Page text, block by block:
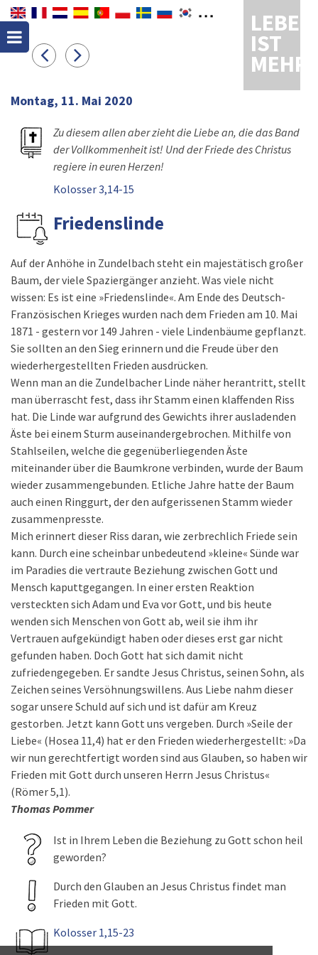
LEBEN
IST
MEHR
Montag, 11. Mai 2020
Zu diesem allen aber zieht die Liebe an, die das Band
der Vollkommenheit ist! Und der Friede des Christus
regiere in euren Herzen!
Kolosser 3,14-15
Friedenslinde
Auf der Anhöhe in Zundelbach steht ein majestätisch großer
Baum, der viele Spaziergänger anzieht. Was viele nicht
wissen: Es ist eine »Friedenslinde«. Am Ende des Deutsch-
Französischen Krieges wurden nach dem Frieden am 10. Mai
1871 - gestern vor 149 Jahren - viele Lindenbäume gepflanzt.
Sie sollten an den Sieg erinnern und die Freude über den
wiederhergestellten Frieden ausdrücken.
Wenn man an die Zundelbacher Linde näher herantritt, stellt
man überrascht fest, dass ihr Stamm einen klaffenden Riss
hat. Die Linde war aufgrund des Gewichts ihrer ausladenden
Äste bei einem Sturm auseinandergebrochen. Mithilfe von
Stahlseilen, welche die gegenüberliegenden Äste
miteinander über die Baumkrone verbinden, wurde der Baum
wieder zusammengebunden. Etliche Jahre hatte der Baum
auch einen Ringgurt, der den aufgerissenen Stamm wieder
zusammenpresste.
Mich erinnert dieser Riss daran, wie zerbrechlich Friede sein
kann. Durch eine scheinbar unbedeutend »kleine« Sünde war
im Paradies die vertraute Beziehung zwischen Gott und
Mensch kaputtgegangen. In einer ersten Reaktion
versteckten sich Adam und Eva vor Gott, und bis heute
wenden sich Menschen von Gott ab, weil sie ihm ihr
Vertrauen aufgekündigt haben oder dieses erst gar nicht
gefunden haben. Doch Gott hat sich damit nicht
zufriedengegeben. Er sandte Jesus Christus, seinen Sohn, als
Zeichen seines Versöhnungswillens. Aus Liebe nahm dieser
sogar unsere Schuld auf sich und ist dafür am Kreuz
gestorben. Jetzt kann Gott uns vergeben. Durch »Seile der
Liebe« (Hosea 11,4) hat er den Frieden wiederhergestellt: »Da
wir nun gerechtfertigt worden sind aus Glauben, so haben wir
Frieden mit Gott durch unseren Herrn Jesus Christus«
(Römer 5,1).
Thomas Pommer
Ist in Ihrem Leben die Beziehung zu Gott schon heil
geworden?
Durch den Glauben an Jesus Christus findet man
Frieden mit Gott.
Kolosser 1,15-23